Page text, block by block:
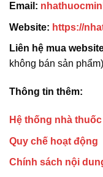
Email:
Website: https://
Liên hệ mua
không bán sản phẩm)
Thông tin thêm:
Hệ thống nhà thuốc
Quy chế hoạt động
Chính sách nội